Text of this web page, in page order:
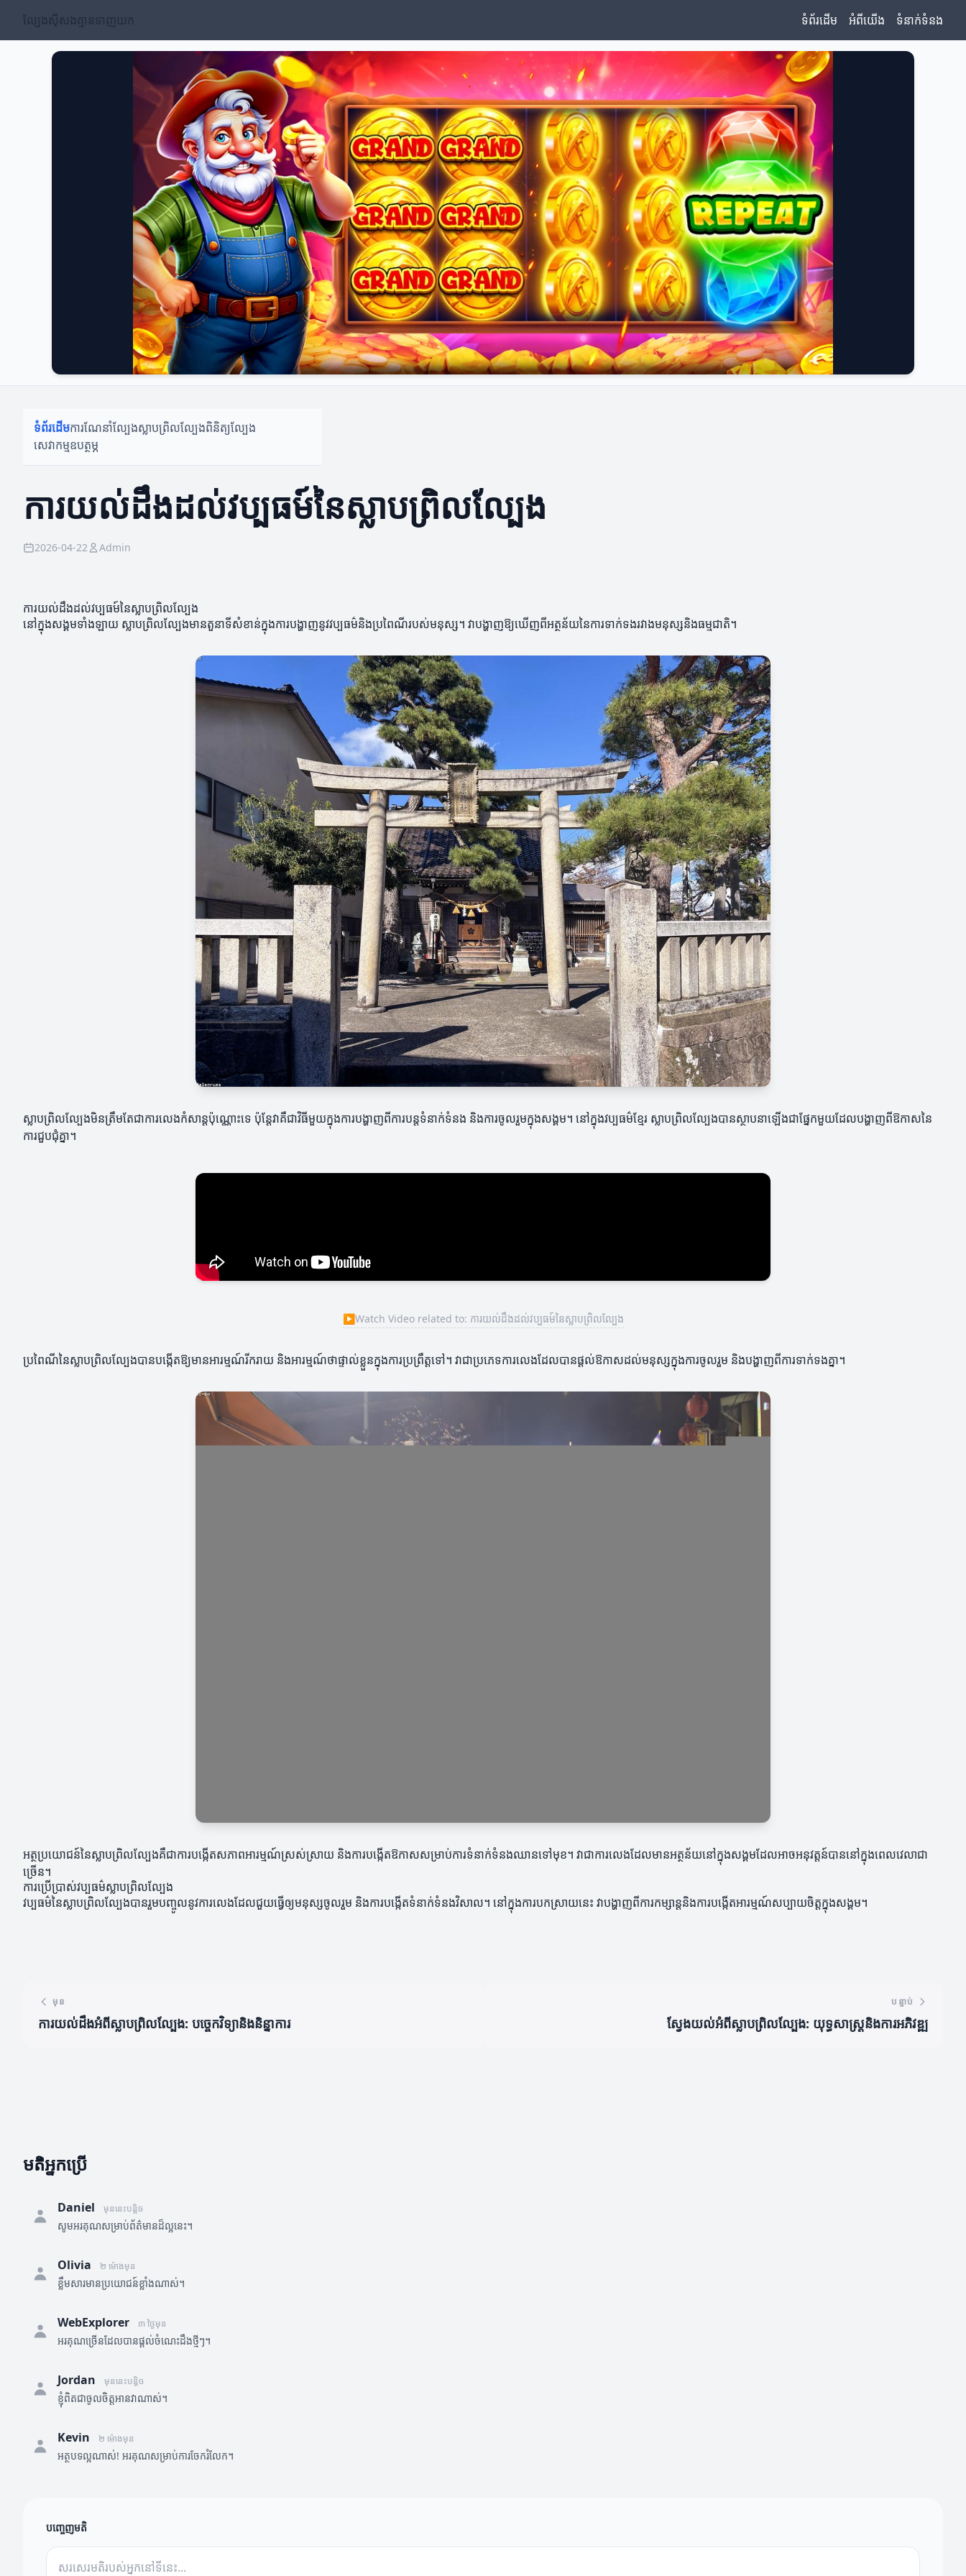
ល្បែងស៊ីសងគ្មានទាញយក ទំព័រដើម អំពីយើង ទំនាក់ទំនង
ទំព័រដើមការណែនាំល្បែងស្លាបព្រិលល្បែងពិនិត្យល្បែង
សេវាកម្មឧបត្ថម្ភ
ការយល់ដឹងដល់វប្បធម៍នៃស្លាបព្រិលល្បែង
2026-04-22 Admin
ការយល់ដឹងដល់វប្បធម៍នៃស្លាបព្រិលល្បែង
នៅក្នុងសង្គមទាំងឡាយ ស្លាបព្រិលល្បែងមានតួនាទីសំខាន់ក្នុងការបង្ហាញនូវវប្បធម៌និងប្រពៃណីរបស់មនុស្ស។ វាបង្ហាញឱ្យឃើញពីអត្ថន័យនៃការទាក់ទងរវាងមនុស្សនិងធម្មជាតិ។
ស្លាបព្រិលល្បែងមិនត្រឹមតែជាការលេងកំសាន្តប៉ុណ្ណោះទេ ប៉ុន្តែវាគឺជាវិធីមួយក្នុងការបង្ហាញពីការបន្តទំនាក់ទំនង និងការចូលរួមក្នុងសង្គម។ នៅក្នុងវប្បធម៌ខ្មែរ ស្លាបព្រិលល្បែងបានស្ថាបនាឡើងជាផ្នែកមួយដែលបង្ហាញពីឱកាសនៃ
ការជួបជុំគ្នា។
▶Watch Video related to: ការយល់ដឹងដល់វប្បធម៍នៃស្លាបព្រិលល្បែង
ប្រពៃណីនៃស្លាបព្រិលល្បែងបានបង្កើតឱ្យមានអារម្មណ៍រីករាយ និងអារម្មណ៍ថាផ្ទាល់ខ្លួនក្នុងការប្រព្រឹត្តទៅ។ វាជាប្រភេទការលេងដែលបានផ្តល់ឱកាសដល់មនុស្សក្នុងការចូលរួម និងបង្ហាញពីការទាក់ទងគ្នា។
អត្ថប្រយោជន៍នៃស្លាបព្រិលល្បែងគឺជាការបង្កើតសភាពអារម្មណ៍ស្រស់ស្រាយ និងការបង្កើតឱកាសសម្រាប់ការទំនាក់ទំនងឈានទៅមុខ។ វាជាការលេងដែលមានអត្ថន័យនៅក្នុងសង្គមដែលអាចអនុវត្តន៍បាននៅក្នុងពេលវេលាជា
ច្រើន។
ការប្រើប្រាស់វប្បធម៌ស្លាបព្រិលល្បែង
វប្បធម៌នៃស្លាបព្រិលល្បែងបានរួមបញ្ចូលនូវការលេងដែលជួយធ្វើឲ្យមនុស្សចូលរួម និងការបង្កើតទំនាក់ទំនងវិសាល។ នៅក្នុងការបកស្រាយនេះ វាបង្ហាញពីការកម្សាន្តនិងការបង្កើតអារម្មណ៍សប្បាយចិត្តក្នុងសង្គម។
មុន
ការយល់ដឹងអំពីស្លាបព្រិលល្បែង: បច្ចេកវិទ្យានិងនិន្នាការ
បន្ទាប់
ស្វែងយល់អំពីស្លាបព្រិលល្បែង: យុទ្ធសាស្ត្រនិងការអភិវឌ្ឍ
មតិអ្នកប្រើ
Daniel មុននេះបន្តិច
សូមអរគុណសម្រាប់ព័ត៌មានដ៏ល្អនេះ។
Olivia ២ ម៉ោងមុន
ខ្លឹមសារមានប្រយោជន៍ខ្លាំងណាស់។
WebExplorer ៣ ថ្ងៃមុន
អរគុណច្រើនដែលបានផ្តល់ចំណេះដឹងថ្មីៗ។
Jordan មុននេះបន្តិច
ខ្ញុំពិតជាចូលចិត្តអានវាណាស់។
Kevin ២ ម៉ោងមុន
អត្ថបទល្អណាស់! អរគុណសម្រាប់ការចែករំលែក។
បញ្ចេញមតិ